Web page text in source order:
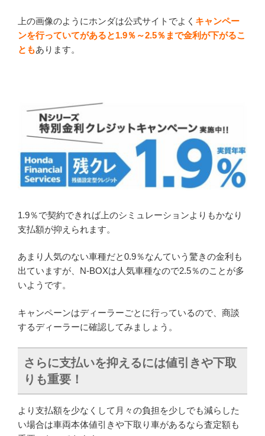
上の画像のようにホンダは公式サイトでよく キャンペー
ンを行っていてがあると1.9％～2.5％ まで金利が下がるこ
ともあります。
1.9％で契約できれば上のシミュレーションよりもかなり
支払額が抑えられます。
あまり人気のない車種だと0.9％なんていう驚きの金利も
出ていますが、N-BOXは人気車種なので2.5％のことが多
いようです。
キャンペーンはディーラーごとに行っているので、商談
するディーラーに確認してみましょう。
さらに支払いを抑えるには値引きや下取
りも重要！
より支払額を少なくして月々の負担を少しでも減らした
い場合は車両本体値引きや下取り車があるなら査定額も